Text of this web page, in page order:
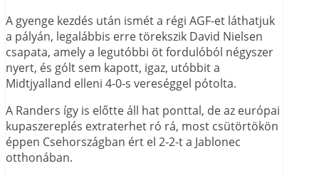
A gyenge kezdés után ismét a régi AGF-et láthatjuk
a pályán, legalábbis erre törekszik David Nielsen
csapata, amely a legutóbbi öt fordulóból négyszer
nyert, és gólt sem kapott, igaz, utóbbit a
Midtjyalland elleni 4-0-s vereséggel pótolta.
A Randers így is előtte áll hat ponttal, de az európai
kupaszereplés extraterhet ró rá, most csütörtökön
éppen Csehországban ért el 2-2-t a Jablonec
otthonában.